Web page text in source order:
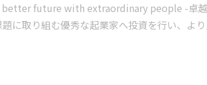
future with extraordinary people -卓越
に取り組む優秀な起業家へ投資を行い、よ